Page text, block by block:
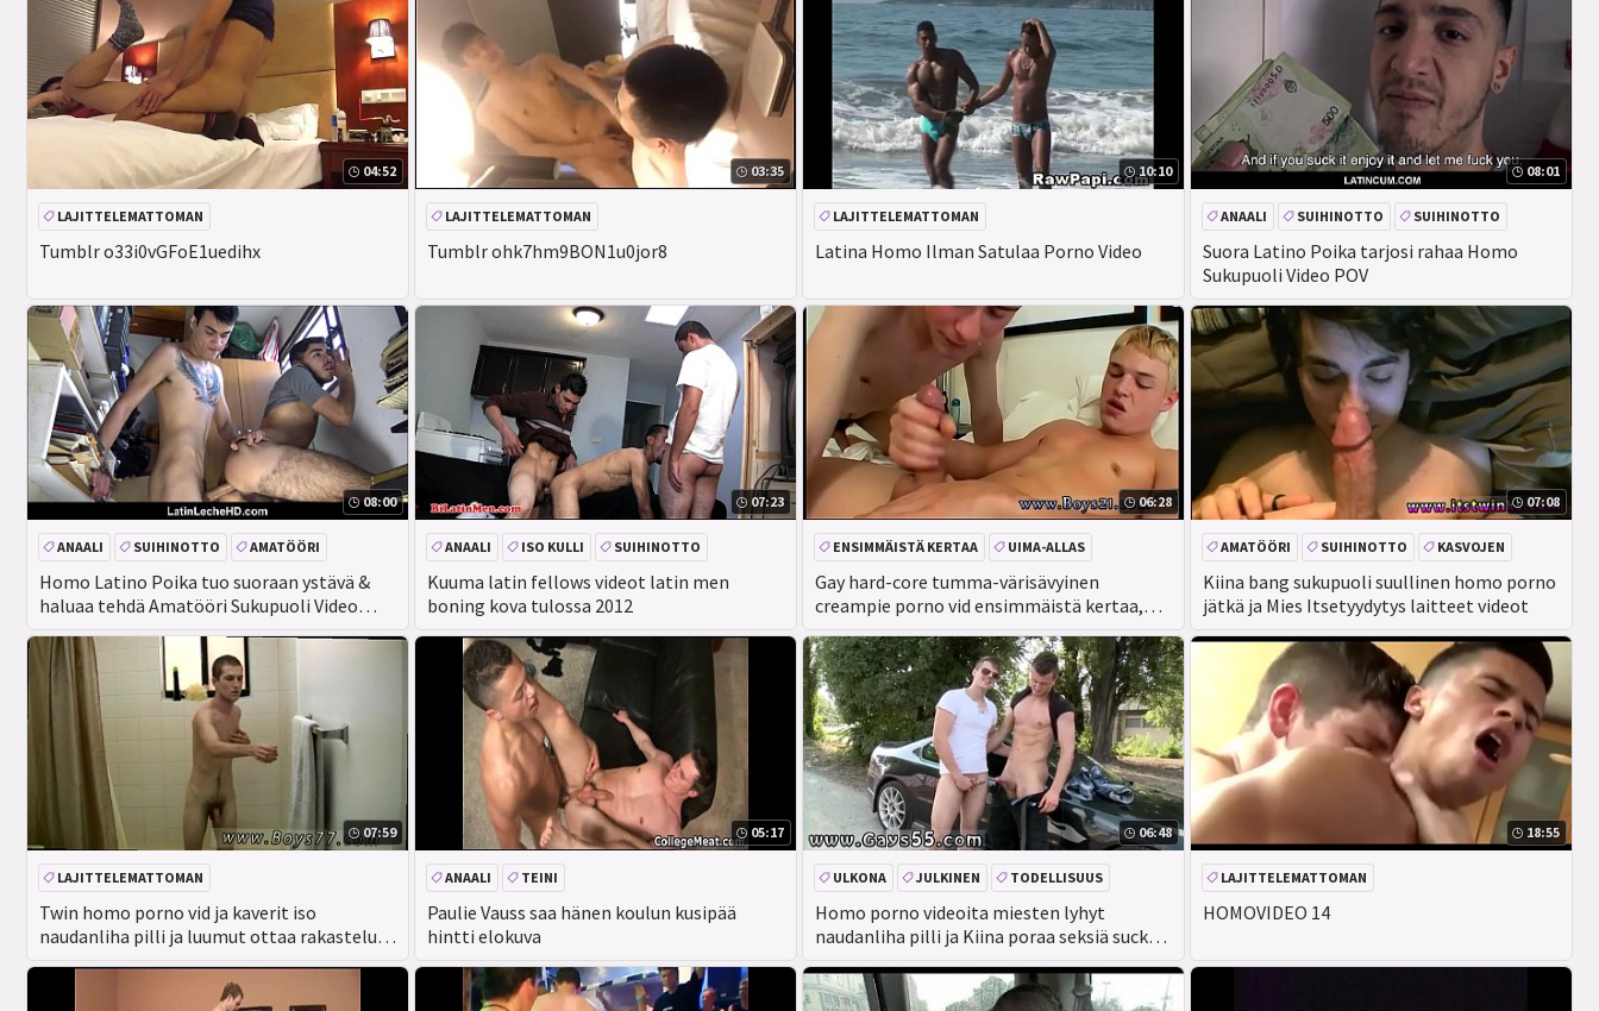
04:52
Tumblr o33i0vGFoE1uedihx
LAJITTELEMATTOMAN
03:35
Tumblr ohk7hm9BON1u0jor8
LAJITTELEMATTOMAN
10:10
Latina Homo Ilman Satulaa Porno Video
LAJITTELEMATTOMAN
08:01
Suora Latino Poika tarjosi rahaa Homo
Sukupuoli Video POV
ANAALI SUIHINOTTO
SUIHINOTTO
ISO KULLI
08:00
Homo Latino Poika tuo suoraan ystävä &
haluaa tehdä Amatööri Sukupuoli Video
käteisellä
ANAALI SUIHINOTTO
AMATÖÖRI
ISO KULLI
07:23
Kuuma latin fellows videot latin men
boning kova tulossa 2012
ANAALI ISO KULLI
SUIHINOTTO
SUIHINOTTO
06:28
Gay hard-core tumma-värisävyinen
creampie porno vid ensimmäistä kertaa,
mutta jopa uima-allas
ENSIMMÄISTÄ KERTAA
UIMA-ALLAS
AMATÖÖRI
ANAALI
07:08
Kiina bang sukupuoli suullinen homo porno
jätkä ja Mies Itsetyydytys laitteet videot
AMATÖÖRI SUIHINOTTO KASVOJEN
07:59
Twin homo porno vid ja kaverit iso
naudanliha pilli ja luumut ottaa rakastelu
kerran
LAJITTELEMATTOMAN
05:17
Paulie Vauss saa hänen koulun kusipää
hintti elokuva
ANAALI TEINI
06:48
Homo porno videoita miesten lyhyt
naudanliha pilli ja Kiina poraa seksiä sucky-
sucky homoseksuaali
ULKONA JULKINEN TODELLISUUS
18:55
HOMOVIDEO 14
LAJITTELEMATTOMAN